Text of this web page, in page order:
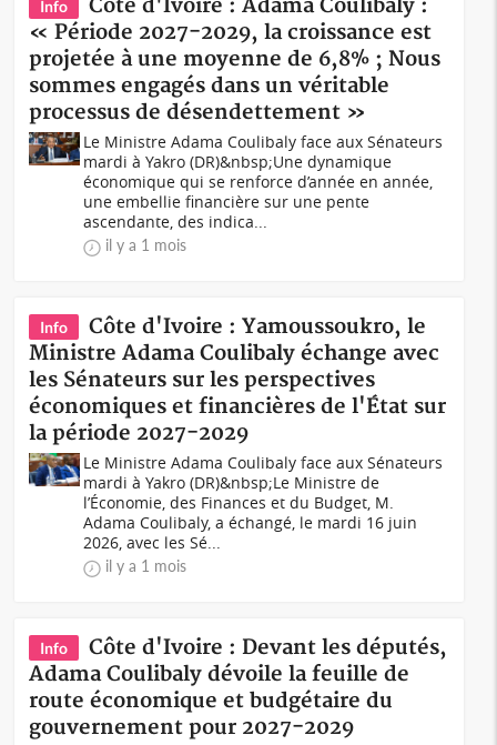
Info
Côte d'Ivoire : Adama Coulibaly :
« Période 2027-2029, la croissance est
projetée à une moyenne de 6,8% ; Nous
sommes engagés dans un véritable
processus de désendettement »
Le Ministre Adama Coulibaly face aux Sénateurs
mardi à Yakro (DR)&nbsp;Une dynamique
économique qui se renforce d’année en année,
une embellie financière sur une pente
ascendante, des indica...
il y a 1 mois
Info
Côte d'Ivoire : Yamoussoukro, le
Ministre Adama Coulibaly échange avec
les Sénateurs sur les perspectives
économiques et financières de l'État sur
la période 2027-2029
Le Ministre Adama Coulibaly face aux Sénateurs
mardi à Yakro (DR)&nbsp;Le Ministre de
l’Économie, des Finances et du Budget, M.
Adama Coulibaly, a échangé, le mardi 16 juin
2026, avec les Sé...
il y a 1 mois
Info
Côte d'Ivoire : Devant les députés,
Adama Coulibaly dévoile la feuille de
route économique et budgétaire du
gouvernement pour 2027-2029